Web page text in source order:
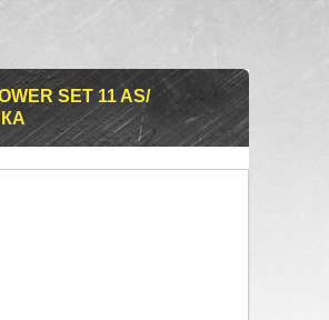
SET 11 AS/